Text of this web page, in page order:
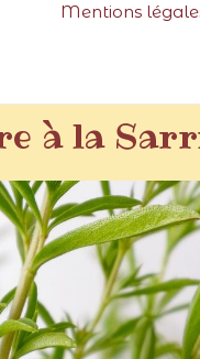
Mentions
à la